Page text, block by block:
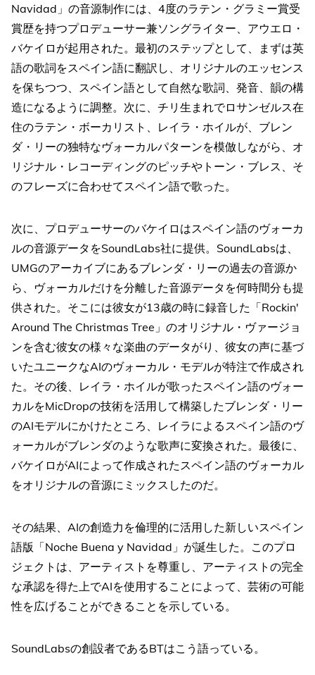
Navidad」の音源制作には、4度のラテン・グラミー賞受
賞歴を持つプロデューサー兼ソングライター、アウエロ・
バケイロが起用された。最初のステップとして、まずは英
語の歌詞をスペイン語に翻訳し、オリジナルのエッセンス
を保ちつつ、スペイン語として自然な歌詞、発音、韻の構
造になるように調整。次に、チリ生まれでロサンゼルス在
住のラテン・ボーカリスト、レイラ・ホイルが、ブレン
ダ・リーの独特なヴォーカルパターンを模倣しながら、オ
リジナル・レコーディングのピッチやトーン・ブレス、そ
のフレーズに合わせてスペイン語で歌った。
次に、プロデューサーのバケイロはスペイン語のヴォーカ
ルの音源データをSoundLabs社に提供。SoundLabsは、
UMGのアーカイブにあるブレンダ・リーの過去の音源か
ら、ヴォーカルだけを分離した音源データを何時間分も提
供された。そこには彼女が13歳の時に録音した「Rockin'
Around The Christmas Tree」のオリジナル・ヴァージョ
ンを含む彼女の様々な楽曲のデータがり、彼女の声に基づ
いたユニークなAIのヴォーカル・モデルが特注で作成され
た。その後、レイラ・ホイルが歌ったスペイン語のヴォー
カルをMicDropの技術を活用して構築したブレンダ・リー
のAIモデルにかけたところ、レイラによるスペイン語のヴ
ォーカルがブレンダのような歌声に変換された。最後に、
バケイロがAIによって作成されたスペイン語のヴォーカル
をオリジナルの音源にミックスしたのだ。
その結果、AIの創造力を倫理的に活用した新しいスペイン
語版「Noche Buena y Navidad」が誕生した。このプロ
ジェクトは、アーティストを尊重し、アーティストの完全
な承認を得た上でAIを使用することによって、芸術の可能
性を広げることができることを示している。
SoundLabsの創設者であるBTはこう語っている。